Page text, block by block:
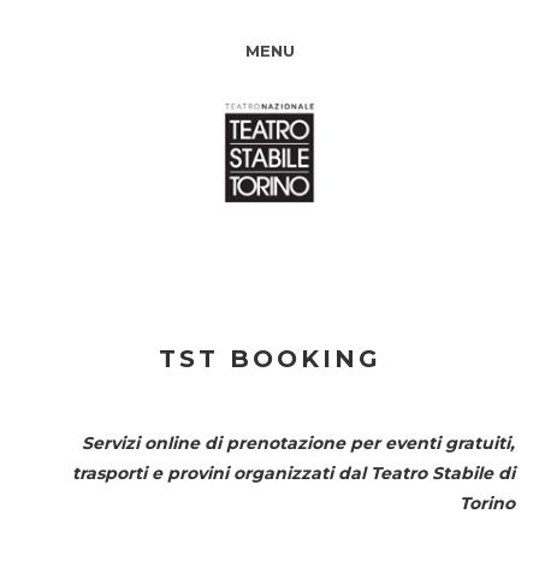
MENU
TST BOOKING
Servizi online di prenotazione per eventi gratuiti,
trasporti e provini organizzati dal Teatro Stabile di
Torino